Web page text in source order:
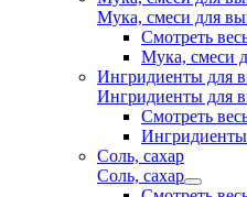
Мука, смеси для
Смотреть
Мука, смеси
Ингридиенты для
Ингридиенты для
Смотреть
Соль, сахар
Соль, сахар